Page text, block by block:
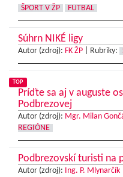
ŠPORT V ŽP
FUTBAL
Súhrn NIKÉ ligy
Autor (zdroj): FK ŽP Rubriky:
TOP
Príďte sa aj v auguste
Podbrezovej
Autor (zdroj): Mgr. Milan
REGIÓNE
Podbrezovskí turisti na
Autor (zdroj): Ing. P. Mlynarčík